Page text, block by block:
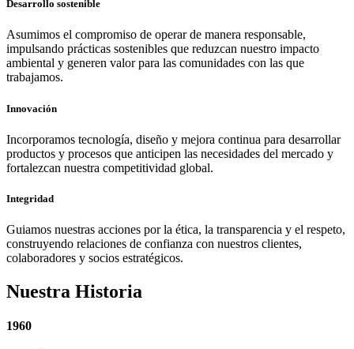
Desarrollo sostenible
Asumimos el compromiso de operar de manera responsable,
impulsando prácticas sostenibles que reduzcan nuestro impacto
ambiental y generen valor para las comunidades con las que
trabajamos.
Innovación
Incorporamos tecnología, diseño y mejora continua para desarrollar
productos y procesos que anticipen las necesidades del mercado y
fortalezcan nuestra competitividad global.
Integridad
Guiamos nuestras acciones por la ética, la transparencia y el respeto,
construyendo relaciones de confianza con nuestros clientes,
colaboradores y socios estratégicos.
Nuestra Historia
1960